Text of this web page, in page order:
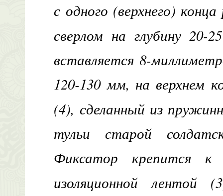
с одного (верхнего)
сверлом на глубину
вставляется 8-
120-130 мм, на верхнем
(4), сделанный из
тульи старой
Фиксатор крепится к
изоляционной лентой